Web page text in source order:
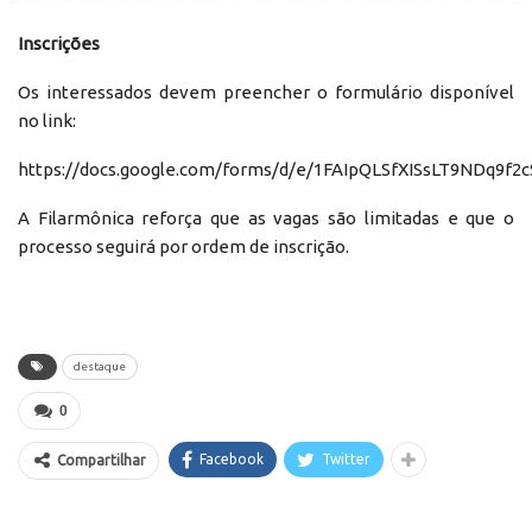
Inscrições
Os interessados devem preencher o formulário disponível
no link:
https://docs.google.com/forms/d/e/
A Filarmônica reforça que as vagas são limitadas e que o
processo seguirá por ordem de inscrição.
destaque
0
Compartilhar Facebook Twitter